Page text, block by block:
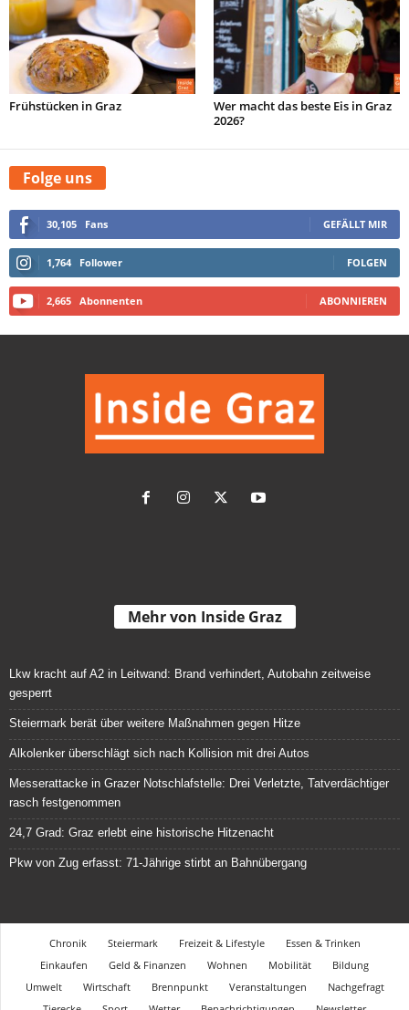
Frühstücken in Graz
Wer macht das beste Eis in Graz
2026?
Folge uns
30,105 Fans GEFÄLLT MIR
1,764 Follower FOLGEN
2,665 Abonnenten ABONNIEREN
Mehr von Inside Graz
Lkw kracht auf A2 in Leitwand: Brand verhindert, Autobahn zeitweise
gesperrt
Steiermark berät über weitere Maßnahmen gegen Hitze
Alkolenker überschlägt sich nach Kollision mit drei Autos
Messerattacke in Grazer Notschlafstelle: Drei Verletzte, Tatverdächtiger
rasch festgenommen
24,7 Grad: Graz erlebt eine historische Hitzenacht
Pkw von Zug erfasst: 71-Jährige stirbt an Bahnübergang
Chronik Steiermark Freizeit & Lifestyle
Essen & Trinken
Einkaufen
Geld & Finanzen Wohnen Mobilität
Bildung
Umwelt
Wirtschaft Brennpunkt Veranstaltungen
Nachgefragt